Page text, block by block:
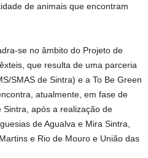
de animais que encontram
se no âmbito do Projeto de
que resulta de uma parceria
SMAS de Sintra) e a To Be Green
atualmente, em fase de
após a realização de
de Agualva e Mira Sintra,
e Rio de Mouro e União das